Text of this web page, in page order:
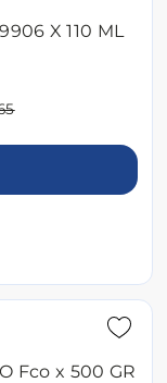
X 110 ML
Fco x 500 GR